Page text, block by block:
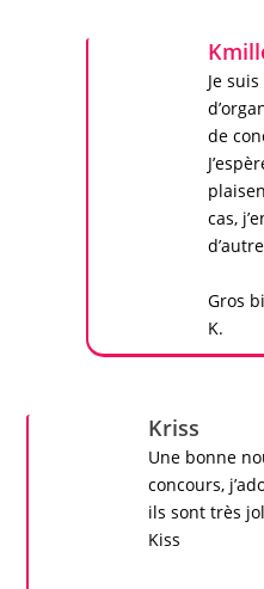
Je
de
cas,
Gros
K.
Kriss
Une bonne
concours,
ils sont très
Kiss